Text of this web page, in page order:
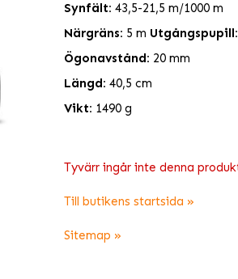
Synfält: 43,5-21,5 m/1000 m
Närgräns: 5 m Utgångspupill:
Ögonavstånd: 20 mm
Längd: 40,5 cm
Vikt: 1490 g
Tyvärr ingår inte denna
Till butikens startsida »
Sitemap »